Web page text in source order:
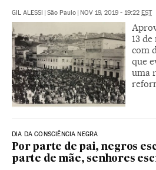
GIL ALESSI | São Paulo | NOV 19, 2019 - 19:22 EST
13
com
que
uma
DIA DA CONSCIÊNCIA NEGRA
Por parte de pai, negros
parte de mãe, senhores